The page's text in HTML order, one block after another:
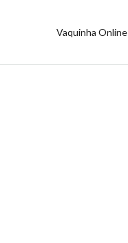
Vaquinha Online